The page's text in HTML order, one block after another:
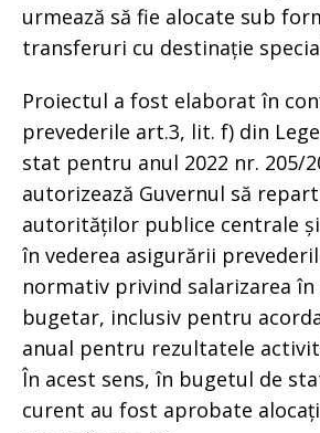
urmează să fie alocate sub
transferuri cu destinație
Proiectul a fost elaborat în
prevederile art.3, lit. f) din
stat pentru anul 2022 nr. 205/
autorizează Guvernul să
autorităților publice centrale
în vederea asigurării
normativ privind salarizarea
bugetar, inclusiv pentru
anual pentru rezultatele
În acest sens, în bugetul de
curent au fost aprobate